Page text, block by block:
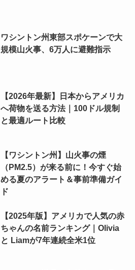
ワシントン州東部スポケーンで大
規模山火事、6万人に避難指示
【2026年最新】日本からアメリカ
へ荷物を送る方法｜100ドル規制
と最適ルート比較
【ワシントン州】山火事の煙
（PM2.5）が来る前に！今すぐ始
める夏のアラート＆事前準備ガイ
ド
【2025年版】アメリカで人気の赤
ちゃんの名前ランキング｜Olivia
と Liamが7年連続全米1位